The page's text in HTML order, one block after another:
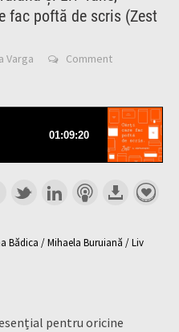
fac poftă de scris (Zest
Varga Comment
Bădica / Mihaela Buruiană / Liv
pentru oricine